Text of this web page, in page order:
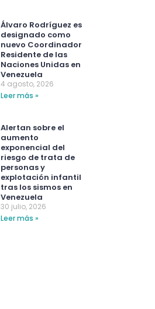
Álvaro Rodríguez es
designado como
nuevo Coordinador
Residente de las
Naciones Unidas en
Venezuela
4 agosto, 2026
Leer más »
Alertan sobre el
aumento
exponencial del
riesgo de trata de
personas y
explotación infantil
tras los sismos en
Venezuela
30 julio, 2026
Leer más »